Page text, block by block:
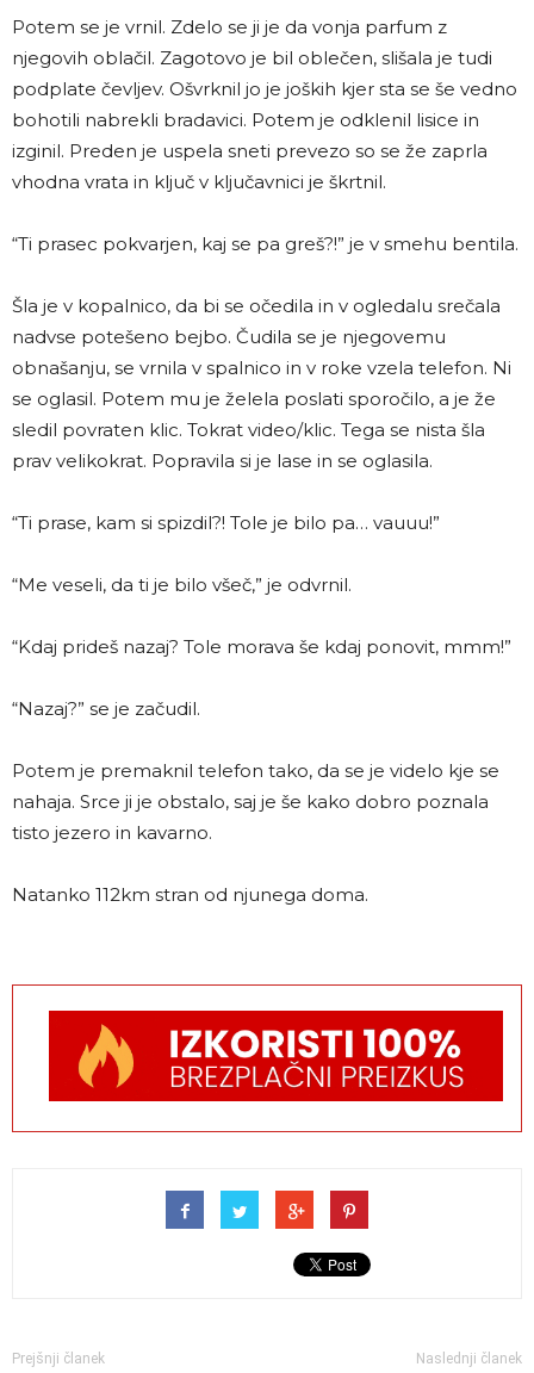
Potem se je vrnil. Zdelo se ji je da vonja parfum z
njegovih oblačil. Zagotovo je bil oblečen, slišala je tudi
podplate čevljev. Ošvrknil jo je joških kjer sta se še vedno
bohotili nabrekli bradavici. Potem je odklenil lisice in
izginil. Preden je uspela sneti prevezo so se že zaprla
vhodna vrata in ključ v ključavnici je škrtnil.
“Ti prasec pokvarjen, kaj se pa greš?!” je v smehu bentila.
Šla je v kopalnico, da bi se očedila in v ogledalu srečala
nadvse potešeno bejbo. Čudila se je njegovemu
obnašanju, se vrnila v spalnico in v roke vzela telefon. Ni
se oglasil. Potem mu je želela poslati sporočilo, a je že
sledil povraten klic. Tokrat video/klic. Tega se nista šla
prav velikokrat. Popravila si je lase in se oglasila.
“Ti prase, kam si spizdil?! Tole je bilo pa… vauuu!”
“Me veseli, da ti je bilo všeč,” je odvrnil.
“Kdaj prideš nazaj? Tole morava še kdaj ponovit, mmm!”
“Nazaj?” se je začudil.
Potem je premaknil telefon tako, da se je videlo kje se
nahaja. Srce ji je obstalo, saj je še kako dobro poznala
tisto jezero in kavarno.
Natanko 112km stran od njunega doma.
Prejšnji članek Naslednji članek